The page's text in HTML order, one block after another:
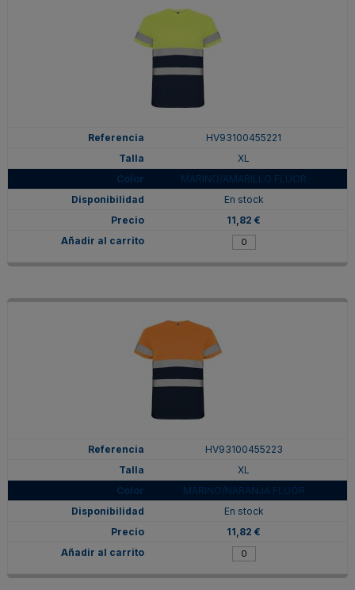
HV93100455221
XL
MARINO/AMARILLO FLUOR
En stock
11,82 €
HV93100455223
XL
MARINO/NARANJA FLUOR
En stock
11,82 €